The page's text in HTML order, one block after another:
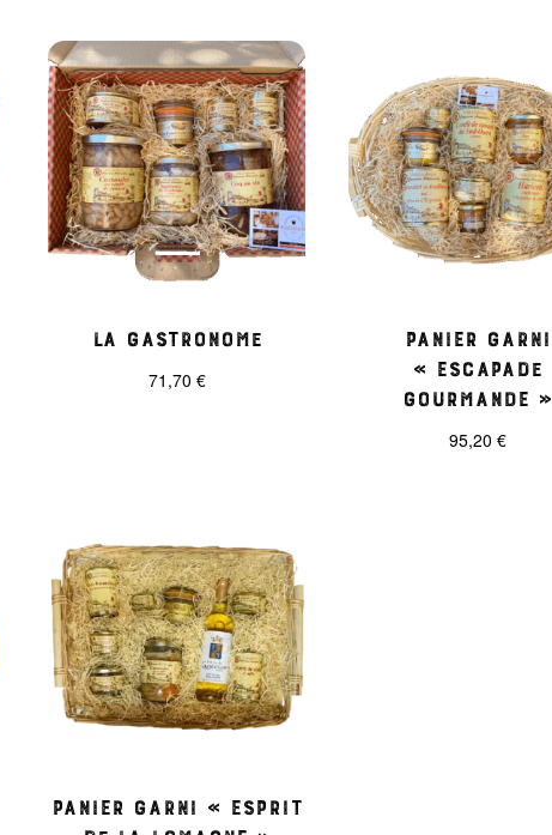
était :
62,40 €.
est :
56,90 €.
La Gastronome
71,70 €
Panier garni
« Escapade
Gourmande »
95,20 €
Panier garni « Esprit